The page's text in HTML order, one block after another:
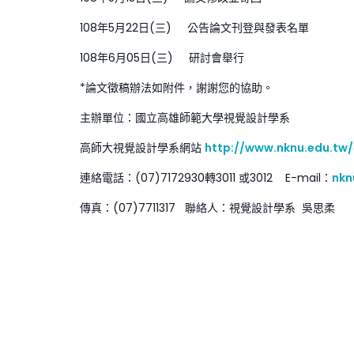
108年5月22日(三) 公告論文刊登與發表名單
108年6月05日(三) 研討會舉行
*論文徵稿辦法如附件，謝謝您的協助。
主辦單位：國立高雄師範大學視覺設計學系
高師大視覺設計學系網站 http://
連絡電話：(07)7172930轉3011 或3012 E-mail：
傳真：(07)7711317 聯絡人：視覺設計學系 吳思柔